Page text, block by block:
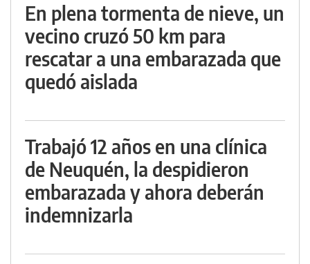
En plena tormenta de nieve, un
vecino cruzó 50 km para
rescatar a una embarazada que
quedó aislada
Trabajó 12 años en una clínica
de Neuquén, la despidieron
embarazada y ahora deberán
indemnizarla